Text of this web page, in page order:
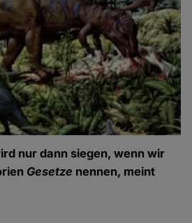
nur dann siegen, wenn wir
Gesetze nennen, meint